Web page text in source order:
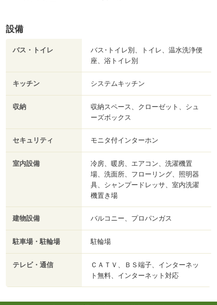
設備
バス・トイレ
バス･トイレ別、トイレ、温水洗浄便
座、浴トイレ別
キッチン システムキッチン
収納
収納スペース、クローゼット、シュ
ーズボックス
セキュリティ モニタ付インターホン
室内設備
冷房、暖房、エアコン、洗濯機置
場、洗面所、フローリング、照明器
具、シャンプードレッサ、室内洗濯
機置き場
建物設備 バルコニー、プロパンガス
駐車場・駐輪場 駐輪場
テレビ・通信
ＣＡＴＶ、ＢＳ端子、インターネッ
ト無料、インターネット対応